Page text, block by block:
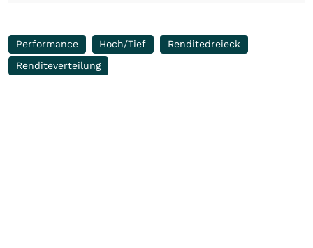
Performance Hoch/Tief
Renditedreieck
Renditeverteilung